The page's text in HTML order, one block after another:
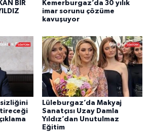
BİR
Kemerburgaz’da 30 yılık
imar sorunu çözüme
kavuşuyor
Lüleburgaz’da Makyaj
Sanatçısı Uzay Damla
Yıldız’dan Unutulmaz
Eğitim